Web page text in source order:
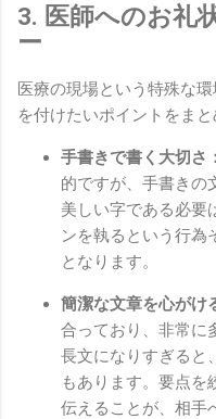
3. 医師へのお礼
ー
医療の現場という特殊な
を付けたいポイントをまと
手書きで書く大切さ：
的ですが、手書きの
美しい字である必要
ンを執るという行為
となります。
簡潔な文章を心がけ
合っており、非常に
長文になりすぎると
もあります。要点を
伝えることが、相手